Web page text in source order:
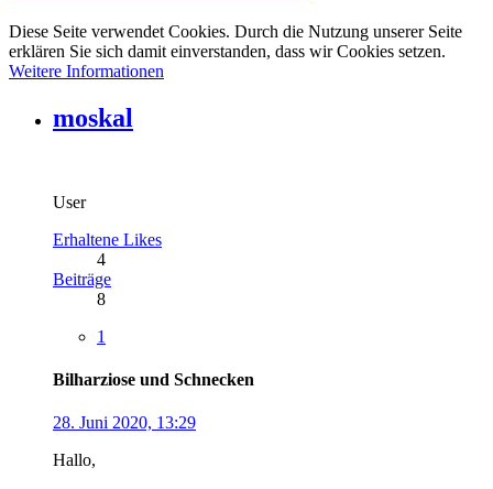
Diese Seite verwendet Cookies. Durch die Nutzung unserer Seite
erklären Sie sich damit einverstanden, dass wir Cookies setzen.
Weitere Informationen
moskal
User
Erhaltene Likes
4
Beiträge
8
1
Bilharziose und Schnecken
28. Juni 2020, 13:29
Hallo,